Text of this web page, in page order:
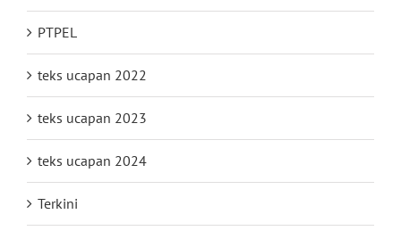
PTPEL
teks ucapan 2022
teks ucapan 2023
teks ucapan 2024
Terkini